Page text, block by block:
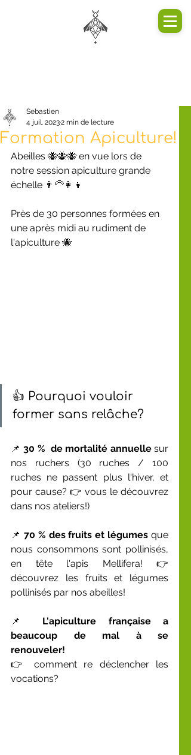
Formation Apiculture!
Sebastien
4 juil. 20232 min de lecture
Abeilles 🐝🐝🐝 en vue lors de
notre session apiculture grande
Près de 30 personnes formées en
une après midi au rudiment de
l'apiculture 🐝
👍 Pourquoi vouloir
former sans relâche?
📌 30 %  de mortalité annuelle sur
nos ruchers (30 ruches / 100
ruches ne passent plus l'hiver, et
pour cause? 👉 vous le découvrez
dans nos ateliers!)
📌 70 % des fruits et légumes que
nous consommons sont pollinisés,
en tête l'apis Mellifera! 👉
découvrez les fruits et légumes
pollinisés par nos abeilles!
📌 L'apiculture française a
beaucoup de mal à se
renouveler!
👉 comment re déclencher les
vocations?